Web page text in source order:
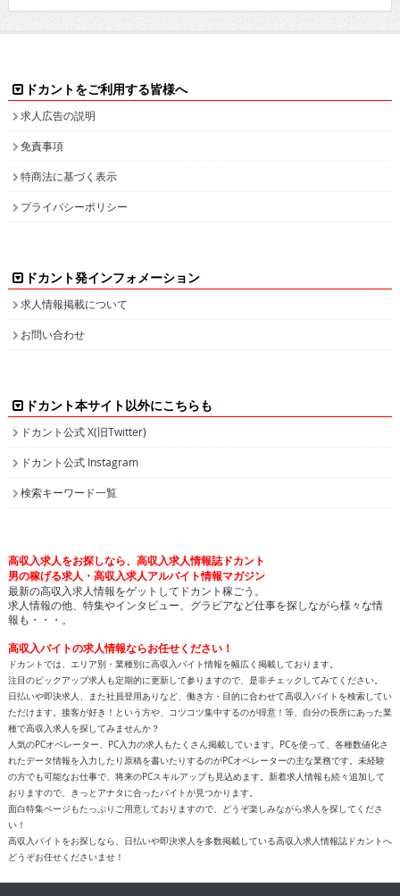
ドカントをご利用する皆様へ
求人広告の説明
免責事項
特商法に基づく表示
プライバシーポリシー
ドカント発インフォメーション
求人情報掲載について
お問い合わせ
ドカント本サイト以外にこちらも
ドカント公式 X(旧Twitter)
ドカント公式 Instagram
検索キーワード一覧
高収入求人をお探しなら、高収入求人情報誌ドカント
男の稼げる求人・高収入求人アルバイト情報マガジン
最新の高収入求人情報をゲットしてドカント稼ごう。
求人情報の他、特集やインタビュー、グラビアなど仕事を探しながら様々な情
報も・・・。
高収入バイトの求人情報ならお任せください！
ドカントでは、エリア別・業種別に高収入バイト情報を幅広く掲載しております。
注目のピックアップ求人も定期的に更新して参りますので、是非チェックしてみてください。
日払いや即決求人、また社員登用ありなど、働き方・目的に合わせて高収入バイトを検索してい
ただけます。接客が好き！という方や、コツコツ集中するのが得意！等、自分の長所にあった業
種で高収入求人を探してみませんか？
人気のPCオペレーター、PC入力の求人もたくさん掲載しています。PCを使って、各種数値化さ
れたデータ情報を入力したり原稿を書いたりするのがPCオペレーターの主な業務です。未経験
の方でも可能なお仕事で、将来のPCスキルアップも見込めます。新着求人情報も続々追加して
おりますので、きっとアナタに合ったバイトが見つかります。
面白特集ページもたっぷりご用意しておりますので、どうぞ楽しみながら求人を探してくださ
い！
高収入バイトをお探しなら、日払いや即決求人を多数掲載している高収入求人情報誌ドカントへ
どうぞお任せくださいませ！